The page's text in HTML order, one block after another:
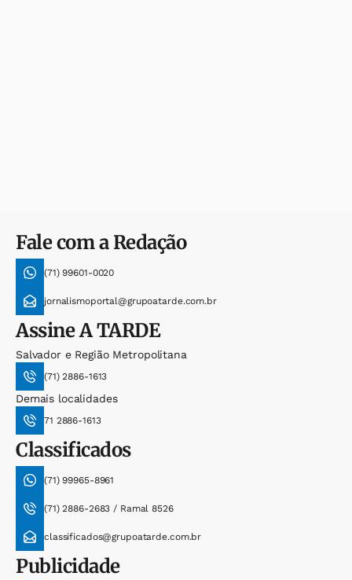
Fale com a Redação
(71) 99601-0020
jornalismoportal@grupoatarde.com.br
AssineA TARDE
Salvador e Região Metropolitana
(71) 2886-1613
Demais localidades
71 2886-1613
Classificados
(71) 99965-8961
(71) 2886-2683 / Ramal 8526
classificados@grupoatarde.com.br
Publicidade